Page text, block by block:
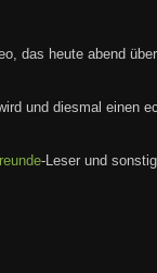
das heute abend
und diesmal einen
-Leser und